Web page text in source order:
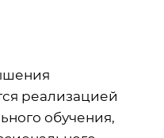
реализацией
обучения,